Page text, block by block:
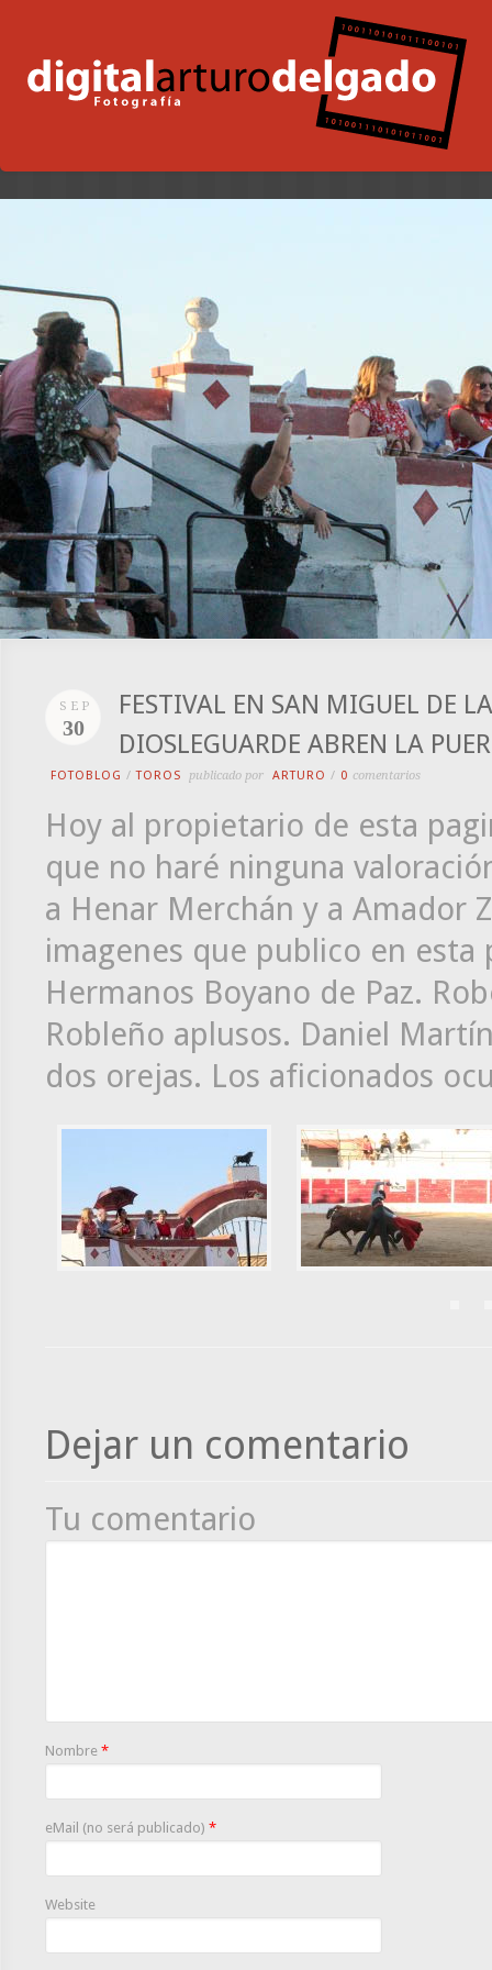
SEP
30
FESTIVAL EN SAN MIGUEL DE
DIOSLEGUARDE ABREN LA
FOTOBLOG /TOROS publicado por ARTURO / 0 comentarios
Hoy al propietario de esta
que no haré ninguna
a Henar Merchán y a Amador
imagenes que publico en esta
Hermanos Boyano de Paz.
Robleño aplusos. Daniel
dos orejas. Los aficionados
Dejar un comentario
Tu comentario
Nombre *
eMail (no será publicado) *
Website